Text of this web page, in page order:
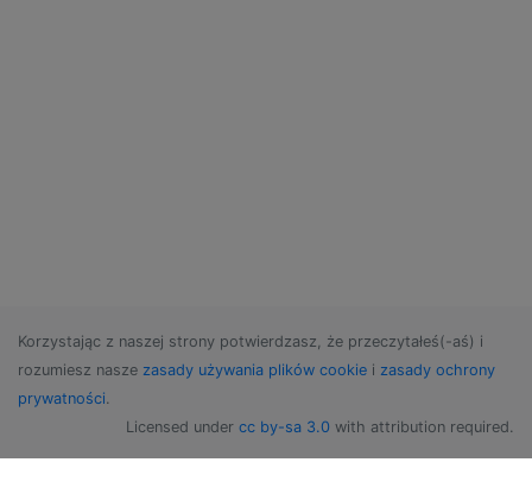
Korzystając z naszej strony potwierdzasz, że przeczytałeś(-aś) i
rozumiesz nasze zasady używania plików cookie i zasady ochrony
prywatności.
Licensed under cc by-sa 3.0 with attribution required.